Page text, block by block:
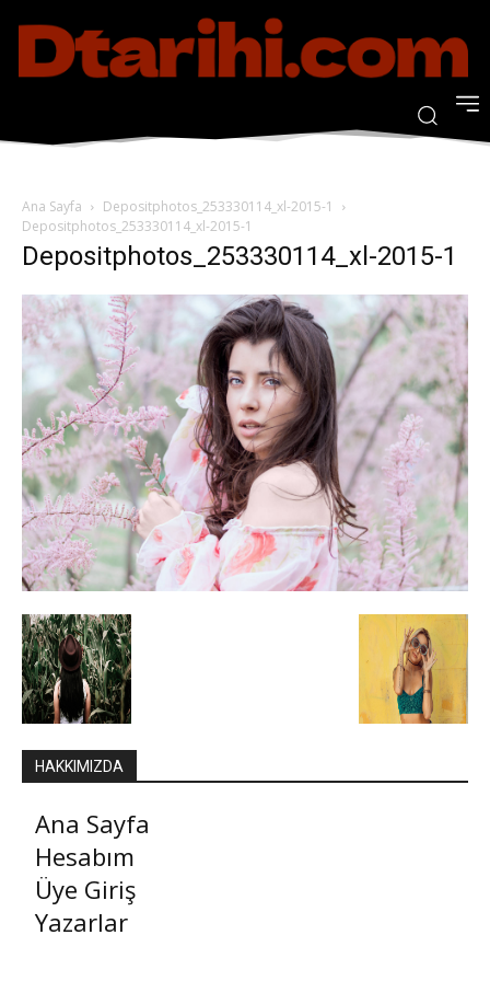
Ana Sayfa
Depositphotos_253330114_xl-2015-1
Depositphotos_253330114_xl-2015-1
Depositphotos_253330114_xl-2015-1
HAKKIMIZDA
Ana Sayfa
Hesabım
Üye Giriş
Yazarlar